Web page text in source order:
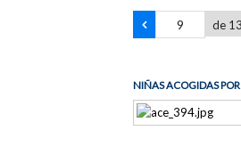
de 13
NIÑAS ACOGIDAS